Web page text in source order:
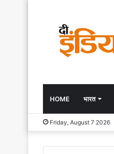
HOME भारत
Friday, August 7 2026